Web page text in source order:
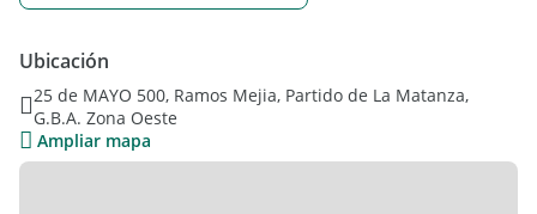
Ubicación
25 de MAYO 500, Ramos Mejia, Partido de La Matanza,
G.B.A. Zona Oeste
Ampliar mapa